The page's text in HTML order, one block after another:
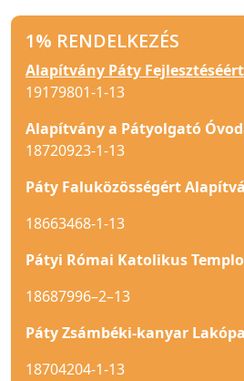
1% RENDELKEZÉS
Alapítvány Páty Fejlesztéséért
19179801-1-13
Alapítvány a Pátyolgató
18720923-1-13
Páty Faluközösségért
18663468-1-13
Pátyi Római Katolikus
18687996–2–13
Páty Zsámbéki-kanyar
18704204-1-13